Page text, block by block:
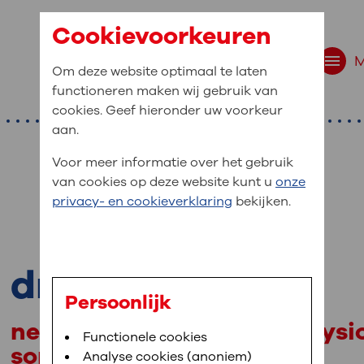
navigatie
bent u naar op
Bloedafname,MijnOLVG,Digitalisering
medische gegevens
In MijnOLVG kunt u uw medische
het u uitkomt. OLVG breidt MijnOLVG
drs. J. Citroen
neuroloog, klinisch
somnoloog
Cookievoorkeuren
Om deze website optimaal te laten
functioneren maken wij gebruik van
cookies. Geef hieronder uw voorkeur
aan.
Voor meer informatie over het gebruik
van cookies op deze website kunt u onze
privacy- en cookieverklaring bekijken.
Persoonlijk
Functionele cookies
Analyse cookies (anoniem)